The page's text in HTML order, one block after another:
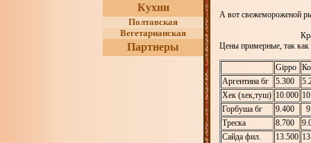
Кухни
Полтавская
Вегетарианская
Партнеры
А вот свежемороженой
Краткий обзор
Цены примерные, так как
Gippo
Аргентина бг
5.300
Хек (хек,туш) 10.000
Горбуша бг
9.400
Треска
8.700
Сайда фил.
13.500